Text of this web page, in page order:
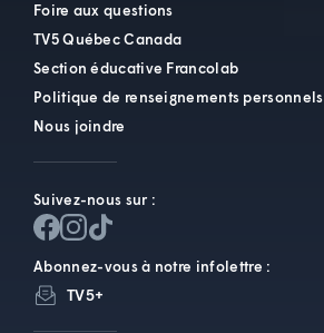
Foire aux questions
TV5 Québec Canada
Section éducative Francolab
Politique de renseignements personnels
Nous joindre
Suivez-nous sur :
Abonnez-vous à notre infolettre :
TV5+